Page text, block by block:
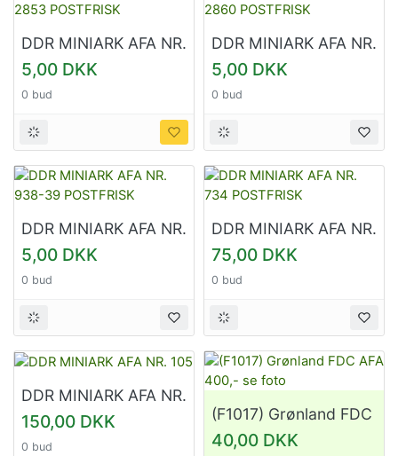
DDR MINIARK AFA NR.
2853 POSTFRISK
5,00 DKK
0 bud
DDR MINIARK AFA NR.
2860 POSTFRISK
5,00 DKK
0 bud
DDR MINIARK AFA NR.
938-39 POSTFRISK
5,00 DKK
0 bud
DDR MINIARK AFA NR.
734 POSTFRISK
75,00 DKK
0 bud
DDR MINIARK AFA NR.
105
150,00 DKK
0 bud
(F1017) Grønland FDC
AFA 400,- se foto
40,00 DKK